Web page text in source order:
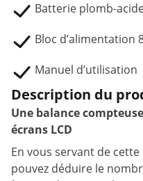
Batterie plomb-
Bloc d’alimentation
Manuel d’utilisation
Description du
Une balance
écrans LCD
En vous servant de
pouvez déduire le